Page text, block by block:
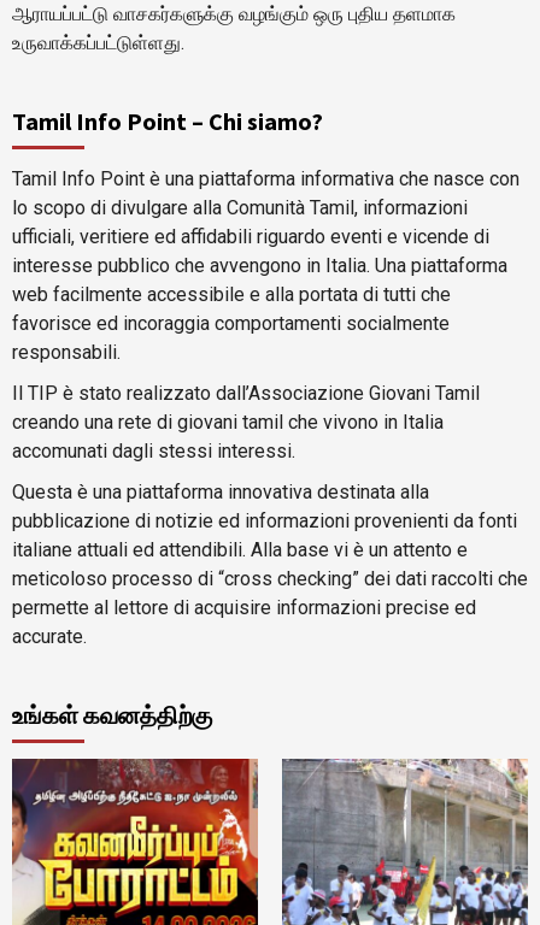
ஆராயப்பட்டு வாசகர்களுக்கு வழங்கும் ஒரு புதிய தளமாக
உருவாக்கப்பட்டுள்ளது.
Tamil Info Point – Chi siamo?
Tamil Info Point è una piattaforma informativa che nasce con
lo scopo di divulgare alla Comunità Tamil, informazioni
ufficiali, veritiere ed affidabili riguardo eventi e vicende di
interesse pubblico che avvengono in Italia. Una piattaforma
web facilmente accessibile e alla portata di tutti che
favorisce ed incoraggia comportamenti socialmente
responsabili.
Il TIP è stato realizzato dall’Associazione Giovani Tamil
creando una rete di giovani tamil che vivono in Italia
accomunati dagli stessi interessi.
Questa è una piattaforma innovativa destinata alla
pubblicazione di notizie ed informazioni provenienti da fonti
italiane attuali ed attendibili. Alla base vi è un attento e
meticoloso processo di “cross checking” dei dati raccolti che
permette al lettore di acquisire informazioni precise ed
accurate.
உங்கள் கவனத்திற்கு